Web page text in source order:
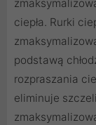
ciepła. Rurki
podstawą
rozpraszania
eliminuje